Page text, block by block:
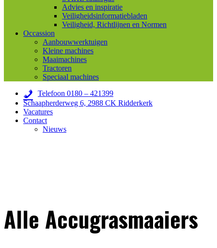
Advies en inspiratie
Veiligheidsinformatiebladen
Veiligheid, Richtlijnen en Normen
Occassion
Aanbouwwerktuigen
Kleine machines
Maaimachines
Tractoren
Speciaal machines
Telefoon 0180 – 421399
Schaapherderweg 6, 2988 CK Ridderkerk
Vacatures
Contact
Nieuws
Alle Accugrasmaaiers